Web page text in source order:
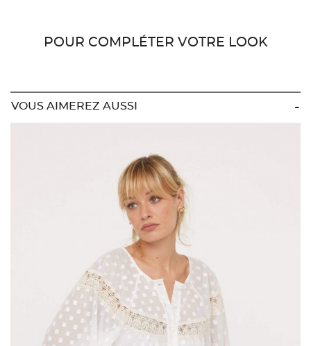
POUR COMPLÉTER VOTRE LOOK
VOUS AIMEREZ AUSSI